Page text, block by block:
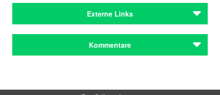
Autoren
Rückert, Friedrich
Preise & Förderungen
Coburger Rückert-Preis
Rückert 1788-1866. Dichter Orientalist Zeitkritiker.
Externe Links
Rückertausstellung in Coburg
Kommentare